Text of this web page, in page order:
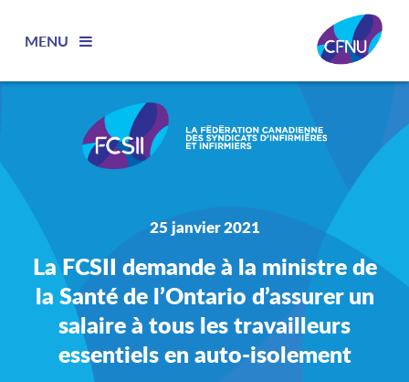
MENU
25 janvier 2021
La FCSII demande à la ministre de
la Santé de l’Ontario d’assurer un
salaire à tous les travailleurs
essentiels en auto-isolement